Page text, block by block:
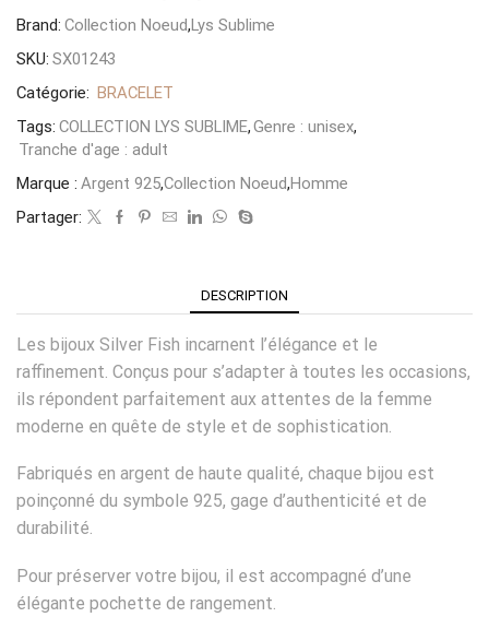
Brand: Collection Noeud,Lys Sublime
SKU: SX01243
Catégorie: BRACELET
Tags: COLLECTION LYS SUBLIME,Genre : unisex,
Tranche d'age : adult
Marque : Argent 925,Collection Noeud,Homme
Partager:
DESCRIPTION
Les bijoux Silver Fish incarnent l’élégance et le
raffinement. Conçus pour s’adapter à toutes les occasions,
ils répondent parfaitement aux attentes de la femme
moderne en quête de style et de sophistication.
Fabriqués en argent de haute qualité, chaque bijou est
poinçonné du symbole 925, gage d’authenticité et de
durabilité.
Pour préserver votre bijou, il est accompagné d’une
élégante pochette de rangement.